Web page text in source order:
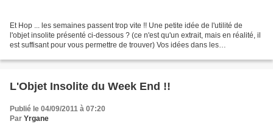
Et Hop ... les semaines passent trop vite !! Une petite idée de l'utilité de
l'objet insolite présenté ci-dessous ? (ce n'est qu'un extrait, mais en réalité, il
est suffisant pour vous permettre de trouver) Vos idées dans les
L'Objet Insolite du Week End !!
Publié le 04/09/2011 à 07:20
Par Yrgane